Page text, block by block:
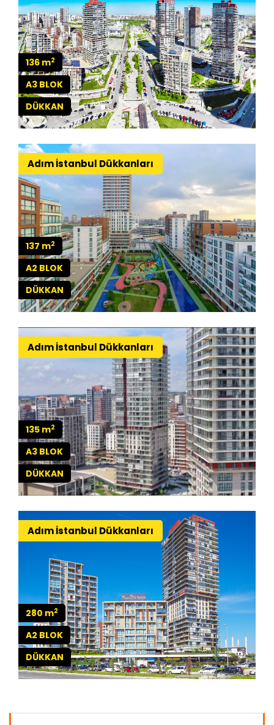
136 m2
A3 BLOK
DÜKKAN
Adım İstanbul Dükkanları
137 m2
A2 BLOK
DÜKKAN
Adım İstanbul Dükkanları
135 m2
A3 BLOK
DÜKKAN
Adım İstanbul Dükkanları
280 m2
A2 BLOK
DÜKKAN